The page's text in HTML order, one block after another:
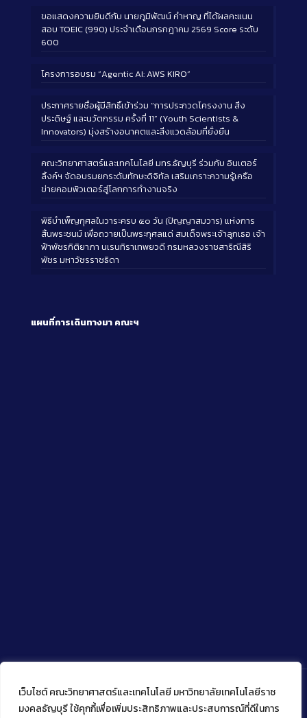
เว็บไซต์ คณะวิทยาศาสตร์และเทคโนโลยี มหาวิทยาลัยเทคโนโลยีราช
มงคลธัญบุรี ใช้คุกกี้เพื่อเพิ่มประสิทธิภาพและประสบการณ์ที่ดีในการ
ขอแสดงความยินดีกับ นายภูมิพัฒน์ คำหาญ ที่ได้ผลคะแนน
สอบ TOEIC (990) ประจำเดือนกรกฎาคม 2569 Score ระดับ
600
โครงการอบรม “Agentic AI: AWS KIRO”
ประกาศรายชื่อผู้มีสิทธิ์เข้าร่วม “การประกวดโครงงาน สิ่ง
ประดิษฐ์ และนวัตกรรม ครั้งที่ 11” (Youth Scientists &
Innovators) มุ่งสร้างอนาคตและสิ่งแวดล้อมที่ยั่งยืน
คณะวิทยาศาสตร์และเทคโนโลยี มทร.ธัญบุรี ร่วมกับ อินเตอร์
ลิ้งค์ฯ จัดอบรมยกระดับทักษะดิจิทัล เสริมเกราะความรู้เครือ
ข่ายคอมพิวเตอร์สู่โลกการทำงานจริง
พิธีบำเพ็ญกุศลในวาระครบ ๕๐ วัน (ปัญญาสมวาร) แห่งการ
สิ้นพระชนม์ เพื่อถวายเป็นพระกุศลแด่ สมเด็จพระเจ้าลูกเธอ เจ้า
ฟ้าพัชรกิติยาภา นเรนทิราเทพยวดี กรมหลวงราชสาริณีสิริ
พัชร มหาวัชรราชธิดา
แผนที่การเดินทางมา คณะฯ